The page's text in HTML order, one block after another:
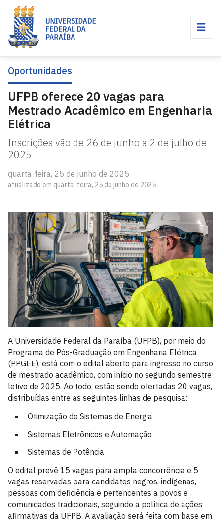
Oportunidades
UFPB oferece 20 vagas para
Mestrado Acadêmico em Engenharia
Elétrica
Inscrições vão de 26 de junho a 2 de julho de
2025
quarta-feira, 25 de junho de 2025
atualizado em quarta-feira, 25 de junho de 2025
A Universidade Federal da Paraíba (UFPB), por meio do
Programa de Pós-Graduação em Engenharia Elétrica
(PPGEE), está com o edital aberto para ingresso no curso
de mestrado acadêmico, com início no segundo semestre
letivo de 2025. Ao todo, estão sendo ofertadas 20 vagas,
distribuídas entre as seguintes linhas de pesquisa:
Otimização de Sistemas de Energia
Sistemas Eletrônicos e Automação
Sistemas de Potência
O edital prevê 15 vagas para ampla concorrência e 5
vagas reservadas para candidatos negros, indígenas,
pessoas com deficiência e pertencentes a povos e
comunidades tradicionais, seguindo a política de ações
afirmativas da UFPB. A avaliação será feita com base em